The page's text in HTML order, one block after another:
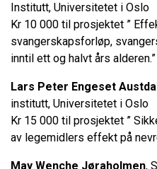
Institutt, Universitetet i Oslo
Kr 10 000 til prosjektet ”
svangerskapsforløp,
inntil ett og halvt års alderen.”
Lars Peter Engeset Austdal
institutt, Universitetet i Oslo
Kr 15 000 til prosjektet ”
av legemidlers effekt på
May Wenche Jøraholmen,